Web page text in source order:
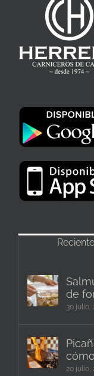
Reciente
de
30 julio,
20 julio,